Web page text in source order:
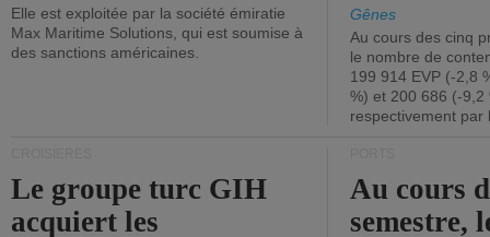
Elle est exploitée par la société émiratie
Max Maritime Solutions, qui est soumise à
des sanctions américaines.
Gênes
Au cours des cinq
le nombre de
199 914 EVP (-2,8
%) et 200 686 (-9,2
respectivement par
Le groupe turc GIH
acquiert les
Au cours
semestre,